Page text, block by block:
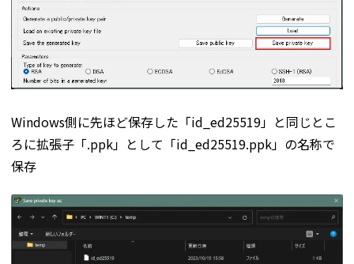
Windows側に先ほど保存した「id_ed25519」と同じとこ
ろに拡張子「.ppk」として「id_ed25519.ppk」の名称で
保存